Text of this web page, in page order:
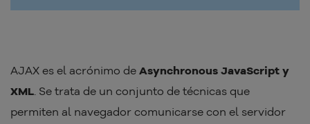
AJAX es el acrónimo de Asynchronous JavaScript y
XML . Se trata de un conjunto de técnicas que
permiten al navegador comunicarse con el servidor